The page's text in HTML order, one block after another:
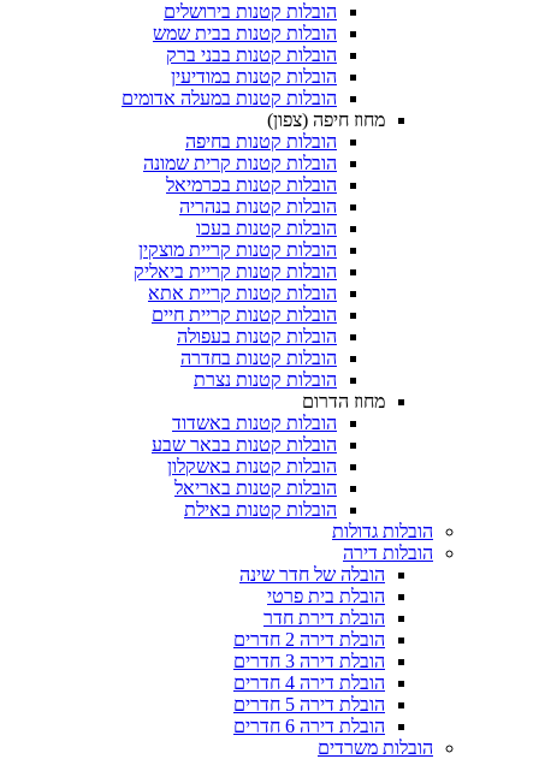
הובלות קטנות בירושלים
הובלות קטנות בבית שמש
הובלות קטנות בבני ברק
הובלות קטנות במודיעין
הובלות קטנות במעלה אדומים
מחוז חיפה (צפון)
הובלות קטנות בחיפה
הובלות קטנות קרית שמונה
הובלות קטנות בכרמיאל
הובלות קטנות בנהריה
הובלות קטנות בעכו
הובלות קטנות קריית מוצקין
הובלות קטנות קריית ביאליק
הובלות קטנות קריית אתא
הובלות קטנות קריית חיים
הובלות קטנות בעפולה
הובלות קטנות בחדרה
הובלות קטנות נצרת
הובלות קטנות באשדוד
הובלות קטנות בבאר שבע
הובלות קטנות באשקלון
הובלות קטנות באריאל
הובלות קטנות באילת
גדולות
הובלה של חדר שינה
הובלת בית פרטי
הובלת דירת חדר
משרדים